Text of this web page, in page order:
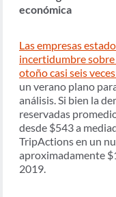
económica
Las empresas
incertidumbre sobre
otoño casi seis
un verano plano
análisis. Si bien la
reservadas
desde $543 a
TripActions en un
aproximadamente
2019.